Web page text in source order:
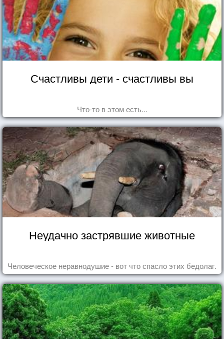
Счастливы дети - счастливы вы
Что-то в этом есть...
Неудачно застрявшие животные
Человеческое неравнодушие - вот что спасло этих бедолаг.